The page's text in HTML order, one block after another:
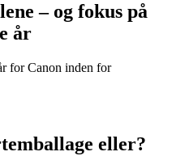
– og fokus på
år
for Canon inden for
eller?